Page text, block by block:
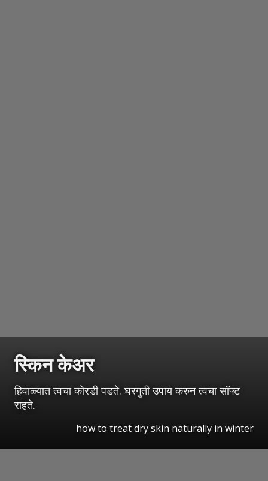
स्किन केअर
हिवाळ्यात त्वचा कोरडी पडते. घरगुती उपाय करुन त्वचा सॉफ्ट
राहते.
how to treat dry skin naturally in winter